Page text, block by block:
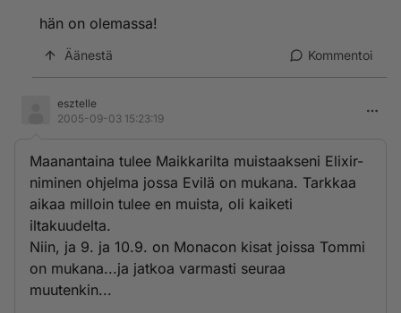
hän on olemassa!
Äänestä Kommentoi
esztelle
2005-09-03 15:23:19
Maanantaina tulee Maikkarilta muistaakseni Elixir-
niminen ohjelma jossa Evilä on mukana. Tarkkaa
aikaa milloin tulee en muista, oli kaiketi
iltakuudelta.
Niin, ja 9. ja 10.9. on Monacon kisat joissa Tommi
on mukana...ja jatkoa varmasti seuraa
muutenkin...